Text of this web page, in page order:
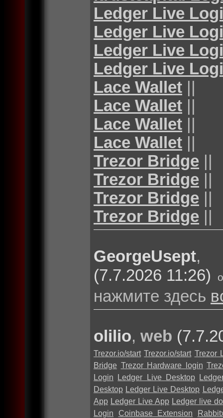
Ledger Live
Ledger Live
Ledger Live
Ledger Live
Lace Wallet ||
Lace Wallet ||
Lace Wallet ||
Lace Wallet ||
Trezor Bridge ||
Trezor Bridge ||
Trezor Bridge ||
Trezor Bridge ||
GeorgeUsept
(7.7.2026 11:26)
нажмите здесь
olilio, web
Trezor.io/start Trezor.io/start Trezor
Bridge Trezor Hardware login
Login
Ledger Live Desktop
Desktop Ledger Live Desktop
App Ledger Live App Ledger live
Login
Coinbase Extension